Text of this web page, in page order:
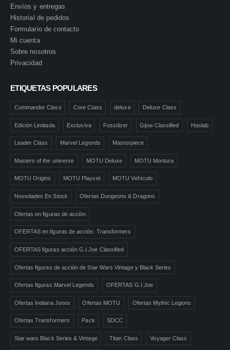
Envíos y entregas
Historial de pedidos
Formulario de contacto
Mi cuenta
Sobre nosotros
Privacidad
ETIQUETAS POPULARES
Commander Class Core Class deluxe Deluxe Class
Edición Limitada Exclusiva Fossilizer Gijoe Classified Haslab
Leader Class Marvel Legends Masterpiece
Masters of the universe MOTU Deluxe MOTU Montura
MOTU Origins MOTU Playset MOTU Vehículo
Novedades En Stock Ofertas Dungeons & Dragons
Ofertas en figuras de acción
OFERTAS en figuras de acción. Transformers
OFERTAS figuras acción G.I.Joe Classified
Ofertas figuras de acción de Star Wars Vintage y Black Series
Ofertas figuras Marvel Legends OFERTAS G.I.Joe
Ofertas Indiana Jones Ofertas MOTU Ofertas Mythic Legions
Ofertas Transformers Pack SDCC
Star wars Black Series & Vintage Titan Class Voyager Class